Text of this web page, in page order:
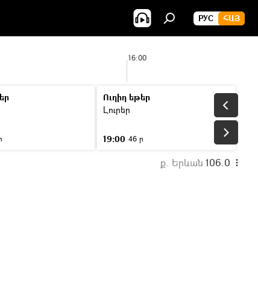
РУС ՀԱՅ
16:00
Ուղիղ եթեր
Լուրեր
19:00 46 ր
ք. Երևան 106.0